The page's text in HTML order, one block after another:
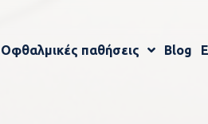
Οφθαλμικές παθήσεις Blog